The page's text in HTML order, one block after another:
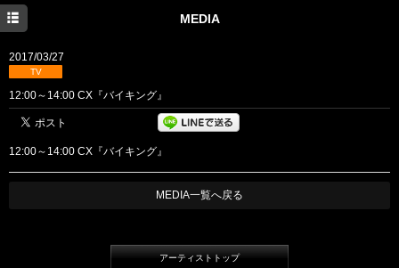
MEDIA
2017/03/27
TV
12:00～14:00 CX『バイキング』
12:00～14:00 CX『バイキング』
MEDIA一覧へ戻る
アーティストトップ
NEWS
PROFILE
DISCOGRAPHY